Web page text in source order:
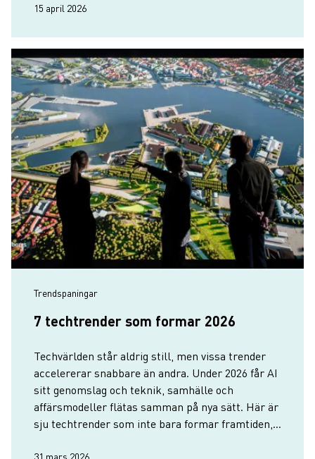
tjänstepersoner och studenter.
15 april 2026
Trendspaningar
7 techtrender som formar 2026
Techvärlden står aldrig still, men vissa trender
accelererar snabbare än andra. Under 2026 får AI
sitt genomslag och teknik, samhälle och
affärsmodeller flätas samman på nya sätt. Här är
sju techtrender som inte bara formar framtiden,
31 mars 2026